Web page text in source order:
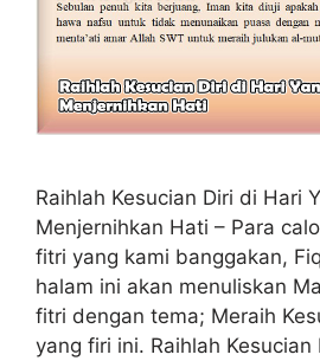
Raihlah Kesucian Diri di Hari
Menjernihkan Hati – Para
fitri yang kami banggakan,
halam ini akan menuliskan
fitri dengan tema; Meraih
yang firi ini. Raihlah Kesucian